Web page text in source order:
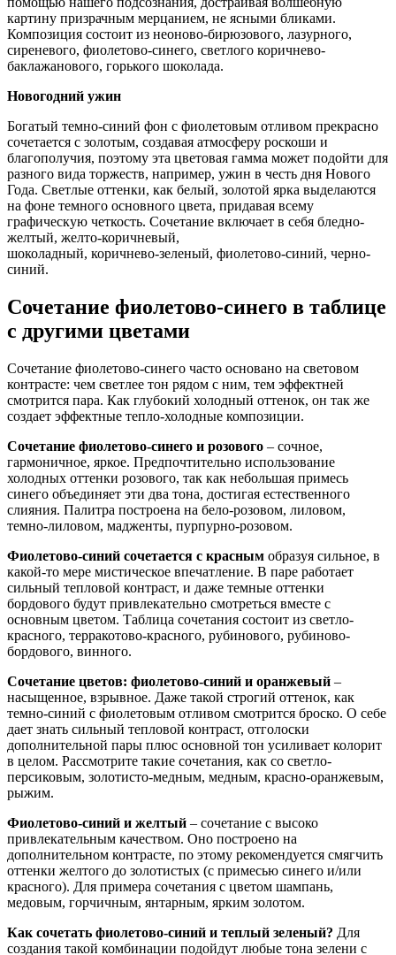
картину призрачным мерцанием, не ясными бликами.
Композиция состоит из неоново-бирюзового, лазурного,
сиреневого, фиолетово-синего, светлого коричнево-
баклажанового, горького шоколада.
Новогодний ужин
Богатый темно-синий фон с фиолетовым отливом прекрасно
сочетается с золотым, создавая атмосферу роскоши и
благополучия, поэтому эта цветовая гамма может подойти для
разного вида торжеств, например, ужин в честь дня Нового
Года. Светлые оттенки, как белый, золотой ярка выделаются
на фоне темного основного цвета, придавая всему
графическую четкость. Сочетание включает в себя бледно-
желтый, желто-коричневый,
шоколадный, коричнево-зеленый, фиолетово-синий, черно-
синий.
Сочетание фиолетово-синего в таблице
с другими цветами
Сочетание фиолетово-синего часто основано на световом
контрасте: чем светлее тон рядом с ним, тем эффектней
смотрится пара. Как глубокий холодный оттенок, он так же
создает эффектные тепло-холодные композиции.
Сочетание фиолетово-синего и розового – сочное,
гармоничное, яркое. Предпочтительно использование
холодных оттенки розового, так как небольшая примесь
синего объединяет эти два тона, достигая естественного
слияния. Палитра построена на бело-розовом, лиловом,
темно-лиловом, мадженты, пурпурно-розовом.
Фиолетово-синий сочетается с красным образуя сильное, в
какой-то мере мистическое впечатление. В паре работает
сильный тепловой контраст, и даже темные оттенки
бордового будут привлекательно смотреться вместе с
основным цветом. Таблица сочетания состоит из светло-
красного, терракотово-красного, рубинового, рубиново-
бордового, винного.
Сочетание цветов: фиолетово-синий и оранжевый –
насыщенное, взрывное. Даже такой строгий оттенок, как
темно-синий с фиолетовым отливом смотрится броско. О себе
дает знать сильный тепловой контраст, отголоски
дополнительной пары плюс основной тон усиливает колорит
в целом. Рассмотрите такие сочетания, как со светло-
персиковым, золотисто-медным, медным, красно-оранжевым,
рыжим.
Фиолетово-синий и желтый – сочетание с высоко
привлекательным качеством. Оно построено на
дополнительном контрасте, по этому рекомендуется смягчить
оттенки желтого до золотистых (с примесью синего и/или
красного). Для примера сочетания с цветом шампань,
медовым, горчичным, янтарным, ярким золотом.
Как сочетать фиолетово-синий и теплый зеленый? Для
создания такой комбинации подойдут любые тона зелени с